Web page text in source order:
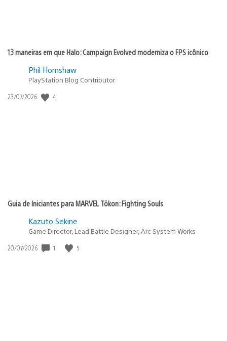
13 maneiras em que Halo: Campaign Evolved moderniza o FPS icônico
Phil Hornshaw
PlayStation Blog Contributor
Data
23/07/2026 4
Guia de Iniciantes para MARVEL Tōkon: Fighting Souls
Kazuto Sekine
Game Director, Lead Battle Designer, Arc System Works
Data
20/07/2026 1 5